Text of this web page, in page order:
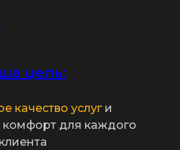
цель:
качество услуг и
для каждого
клиента